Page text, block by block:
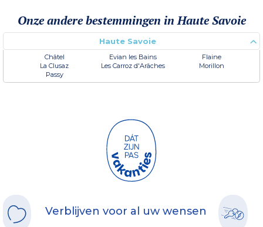
Onze andere bestemmingen in Haute Savoie
Haute Savoie
Châtel Evian les Bains
Flaine
La Clusaz
Les Carroz d'Arâches
Morillon
Passy
Verblijven voor al uw wensen